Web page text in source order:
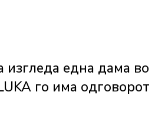
изгледа една дама во
го има одговорот